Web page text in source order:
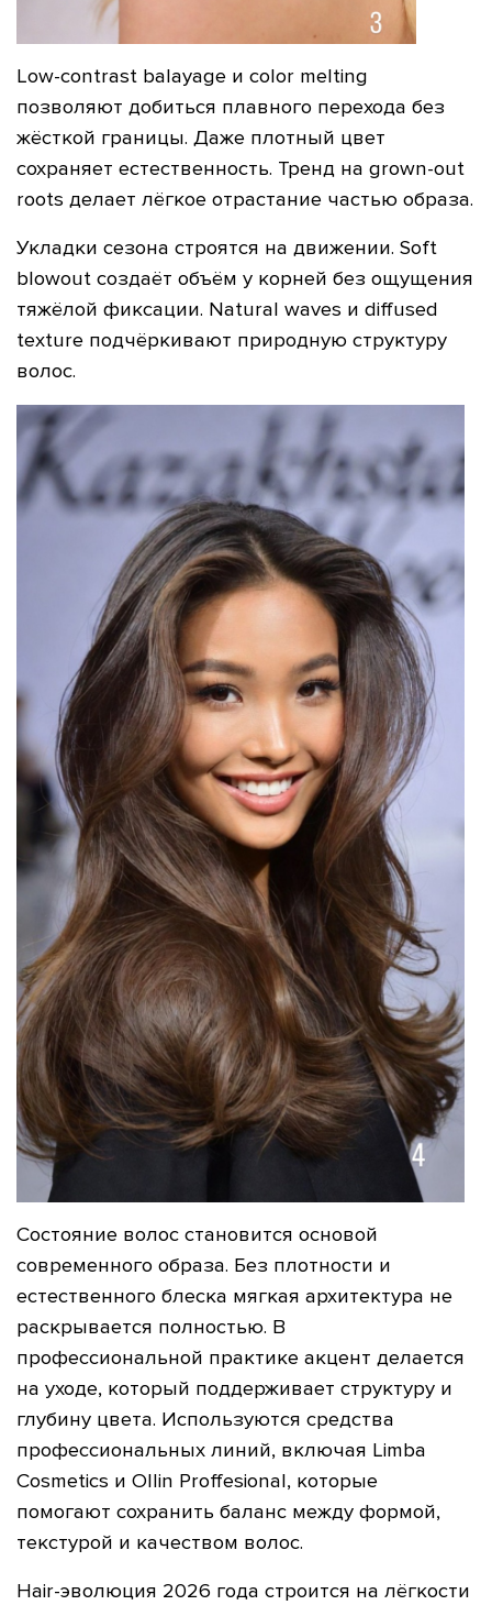
Low-contrast balayage и color melting
позволяют добиться плавного перехода без
жёсткой границы. Даже плотный цвет
сохраняет естественность. Тренд на grown-out
roots делает лёгкое отрастание частью образа.
Укладки сезона строятся на движении. Soft
blowout создаёт объём у корней без ощущения
тяжёлой фиксации. Natural waves и diffused
texture подчёркивают природную структуру
волос.
Состояние волос становится основой
современного образа. Без плотности и
естественного блеска мягкая архитектура не
раскрывается полностью. В
профессиональной практике акцент делается
на уходе, который поддерживает структуру и
глубину цвета. Используются средства
профессиональных линий, включая Limba
Cosmetics и Ollin Proffesional, которые
помогают сохранить баланс между формой,
текстурой и качеством волос.
Hair-эволюция 2026 года строится на лёгкости